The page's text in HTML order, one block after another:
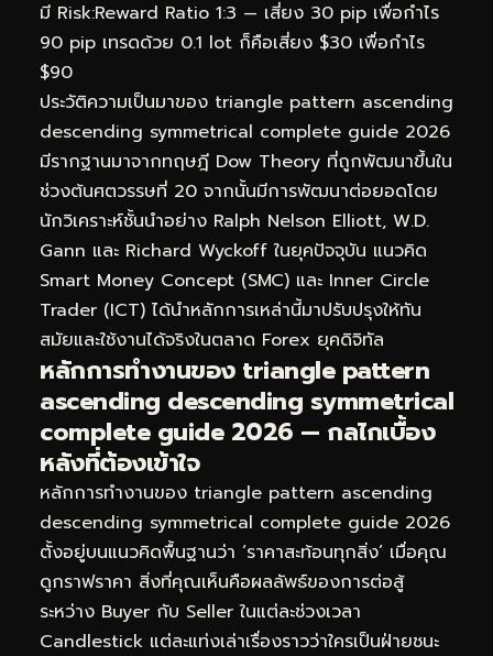
มี Risk:Reward Ratio 1:3 — เสี่ยง 30 pip เพื่อกำไร
90 pip เทรดด้วย 0.1 lot ก็คือเสี่ยง $30 เพื่อกำไร
$90
ประวัติความเป็นมาของ triangle pattern ascending
descending symmetrical complete guide 2026
มีรากฐานมาจากทฤษฎี Dow Theory ที่ถูกพัฒนาขึ้นใน
ช่วงต้นศตวรรษที่ 20 จากนั้นมีการพัฒนาต่อยอดโดย
นักวิเคราะห์ชั้นนำอย่าง Ralph Nelson Elliott, W.D.
Gann และ Richard Wyckoff ในยุคปัจจุบัน แนวคิด
Smart Money Concept (SMC) และ Inner Circle
Trader (ICT) ได้นำหลักการเหล่านี้มาปรับปรุงให้ทัน
สมัยและใช้งานได้จริงในตลาด Forex ยุคดิจิทัล
หลักการทำงานของ triangle pattern
ascending descending symmetrical
complete guide 2026 — กลไกเบื้อง
หลังที่ต้องเข้าใจ
หลักการทำงานของ triangle pattern ascending
descending symmetrical complete guide 2026
ตั้งอยู่บนแนวคิดพื้นฐานว่า ‘ราคาสะท้อนทุกสิ่ง’ เมื่อคุณ
ดูกราฟราคา สิ่งที่คุณเห็นคือผลลัพธ์ของการต่อสู้
ระหว่าง Buyer กับ Seller ในแต่ละช่วงเวลา
Candlestick แต่ละแท่งเล่าเรื่องราวว่าใครเป็นฝ่ายชนะ